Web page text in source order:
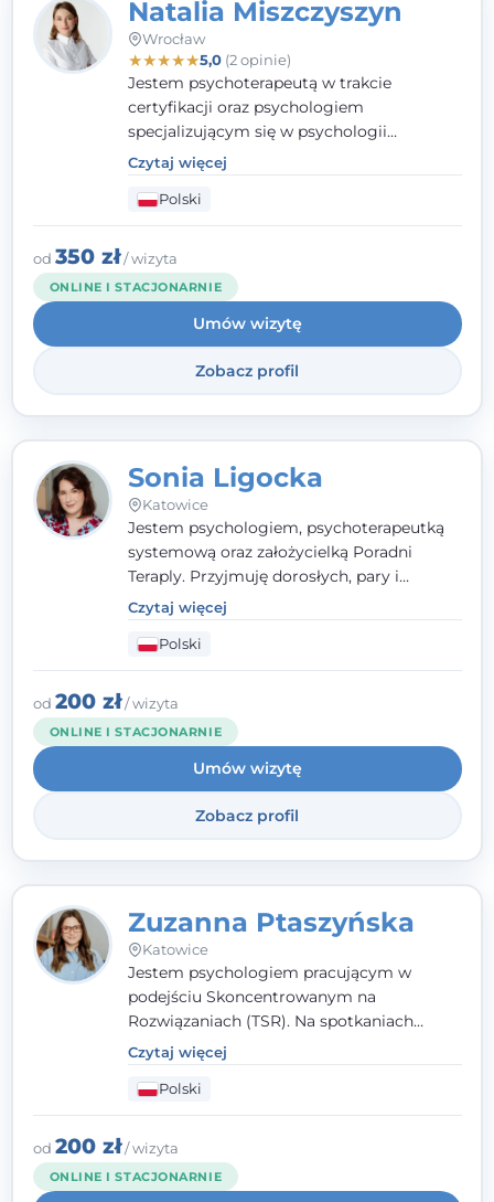
Natalia Miszczyszyn
Wrocław
★★★★★5,0(2 opinie)
Jestem psychoterapeutą w trakcie
certyfikacji oraz psychologiem
specjalizującym się w psychologii
klinicznej. Ukończyłam również studia
podyplomowe z Praktycznej Diagnozy
Psychologicznej. Aktywnie uczestniczę w
działalności Polskiego Towarzystwa
Psychiatrycznego oraz Polskiego
Towarzystwa Psychologicznego, a także
jestem członkiem nadzwyczajnym
Wielkopolskiego Towarzystwa Terapii
Systemowej.
Czytaj więcej
Polski
od 350 zł/ wizyta
ONLINE I STACJONARNIE
Umów wizytę
Zobacz profil
Sonia Ligocka
Katowice
Jestem psychologiem, psychoterapeutką
systemową oraz założycielką Poradni
Teraply. Przyjmuję dorosłych, pary i
rodziny, dobierając metody do
indywidualnych zasobów pacjenta. Wierzę
w drzemiące w Tobie zasoby, które
pozwolą Ci wyjść z kryzysu - a jeśli jeszcze
ich nie widzisz, pomogę Ci je odsłonić.
Czytaj więcej
Polski
od 200 zł/ wizyta
ONLINE I STACJONARNIE
Umów wizytę
Zobacz profil
Zuzanna Ptaszyńska
Katowice
Jestem psychologiem pracującym w
podejściu Skoncentrowanym na
Rozwiązaniach (TSR). Na spotkaniach
pracuję w sposób dopasowany do Ciebie -
nawet jeśli na starcie nie wiesz dokładnie,
czego potrzebujesz, odkrywamy to razem,
krok po kroku. Towarzyszę dorosłym oraz
młodzieży od 13. roku życia.
Czytaj więcej
Polski
od 200 zł/ wizyta
ONLINE I STACJONARNIE